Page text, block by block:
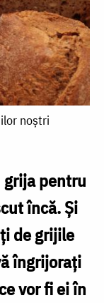
noștri
pentru
încă. Şi
de grijile
îngrijoraţi
vor fi ei în